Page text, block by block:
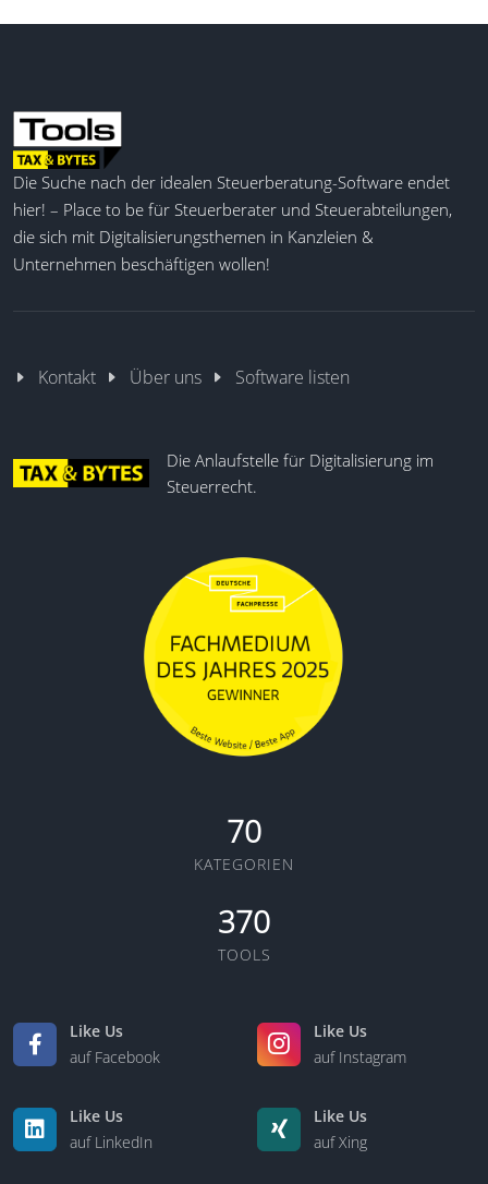
Die Suche nach der idealen Steuerberatung-Software endet
hier! – Place to be für Steuerberater und Steuerabteilungen,
die sich mit Digitalisierungsthemen in Kanzleien &
Unternehmen beschäftigen wollen!
Kontakt Über uns Software listen
Die Anlaufstelle für Digitalisierung im
Steuerrecht.
70
KATEGORIEN
370
TOOLS
Like Us
auf Facebook
Like Us
auf Instagram
Like Us
auf LinkedIn
Like Us
auf Xing